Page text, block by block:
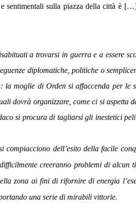
sentimentali sulla piazza della città è
a trovarsi in guerra e a essere
diplomatiche, politiche o
la moglie di Orden si affaccenda per le
dovrà organizzare, come ci si aspetta
si procura di tagliarsi gli inestetici
dell’esito della facile
creeranno problemi di alcun
zona ai fini di rifornire di energia
una serie di mirabili vittorie.